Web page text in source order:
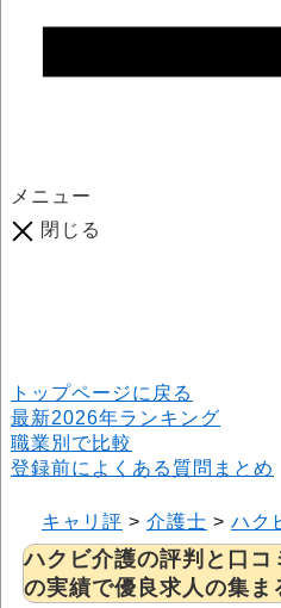
メニュー
閉じる
トップページに戻る
最新2026年ランキング
職業別で比較
登録前によくある質問まとめ
キャリ評 > 介護士 > ハク
ハクビ介護の評判と口
の実績で優良求人の集